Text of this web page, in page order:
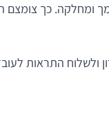
ומחלקה. כך צומצם
ולשלוח התראות